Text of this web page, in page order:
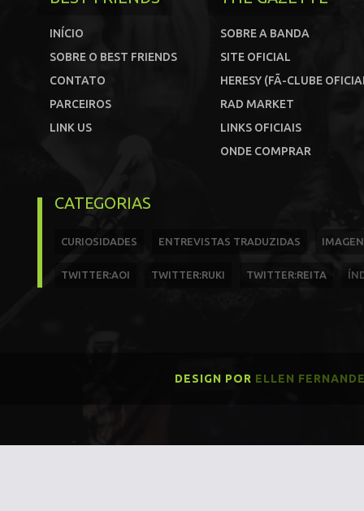
INÍCIO
SOBRE O BEST FRIENDS
CONTATO
PARCEIROS
LINK US
SOBRE A BANDA
SITE OFICIAL
HERESY (FÃ-CLUBE
RAD MARKET
LINKS OFICIAIS
ONDE COMPRAR
CATEGORIAS
CURIOSIDADES ENTREVISTAS TRADUZIDAS
TWITTER:AOI TWITTER:RUKI TWITTER:REITA
DESIGN POR ELLEN